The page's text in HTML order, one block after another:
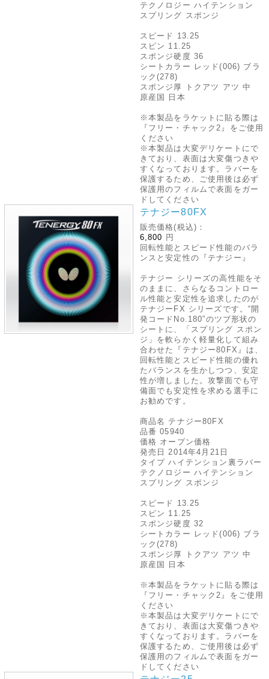
テクノロジー ハイテンション
スプリング スポンジ
スピード 13.25
スピン 11.25
スポンジ硬度 36
シートカラー レッド(006) ブラ
ック(278)
スポンジ厚 トクアツ アツ 中
原産国 日本
※本製品をラケットに貼る際は
『フリー・チャック2』をご使用
ください
※本製品は大変デリケートにで
きており、表面は大変傷つきや
すくなっております。ラバーを
保護するため、ご使用後は必ず
保護用のフィルムで表面をガー
ドしてください
テナジー80FX
販売価格(税込)：
6,800 円
回転性能とスピード性能のバラ
ンスと安定性の『テナジー』
テナジー シリーズの高性能をそ
のままに、さらなるコントロー
ル性能と安定性を追求したのが
テナジーFX シリーズです。“開
発コードNo.180”のツブ形状の
シートに、「スプリング スポン
ジ」を軟らかく軽量化して組み
合わせた『テナジー80FX』は、
回転性能とスピード性能の優れ
たバランスを生かしつつ、安定
性が増しました。攻撃面でも守
備面でも安定性を求める選手に
お勧めです。
商品名 テナジー80FX
品番 05940
価格 オープン価格
発売日 2014年4月21日
タイプ ハイテンション裏ラバー
テクノロジー ハイテンション
スプリング スポンジ
スピード 13.25
スピン 11.25
スポンジ硬度 32
シートカラー レッド(006) ブラ
ック(278)
スポンジ厚 トクアツ アツ 中
原産国 日本
※本製品をラケットに貼る際は
『フリー・チャック2』をご使用
ください
※本製品は大変デリケートにで
きており、表面は大変傷つきや
すくなっております。ラバーを
保護するため、ご使用後は必ず
保護用のフィルムで表面をガー
ドしてください